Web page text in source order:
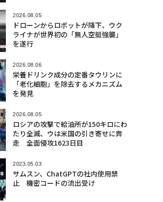
2026.08.05
ドローンからロボットが降下、ウク
ライナが世界初の「無人空挺強襲」
を遂行
2026.08.06
栄養ドリンク成分の定番タウリンに
「老化細胞」を除去するメカニズム
を発見
2026.08.05
ロシアの攻撃で給油所が150キロにわ
たり全滅、ウは米国の引き寄せに奔
走 全面侵攻1623日目
2023.05.03
サムスン、ChatGPTの社内使用禁
止 機密コードの流出受け